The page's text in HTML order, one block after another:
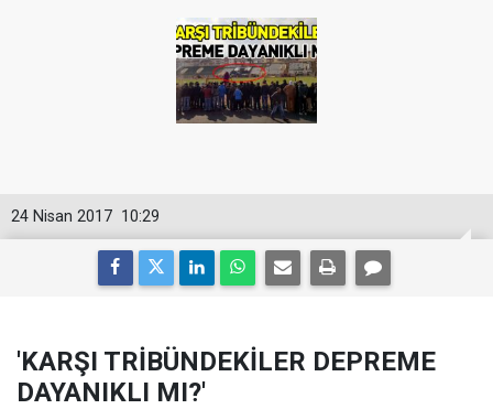
10:29
24 Nisan 2017
'KARŞI TRİBÜNDEKİLER DEPREME
DAYANIKLI MI?'